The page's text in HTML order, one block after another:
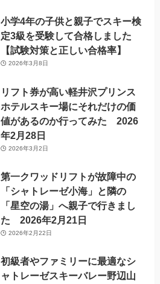
小学4年の子供と親子でスキー検
定3級を受験して合格しました
【試験対策と正しい合格率】
2026年3月8日
リフト券が高い軽井沢プリンス
ホテルスキー場にそれだけの価
値があるのか行ってみた 2026
年2月28日
2026年3月2日
第一クワッドリフトが故障中の
「シャトレーゼ小海」と隣の
「星空の湯」へ親子で行きまし
た 2026年2月21日
2026年2月22日
初級者やファミリーに最適なシ
ャトレーゼスキーバレー野辺山